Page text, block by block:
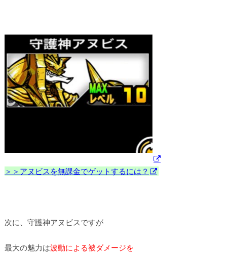
＞＞アヌビスを無課金でゲットするには？
次に、守護神アヌビスですが
最大の魅力は波動による被ダメージを